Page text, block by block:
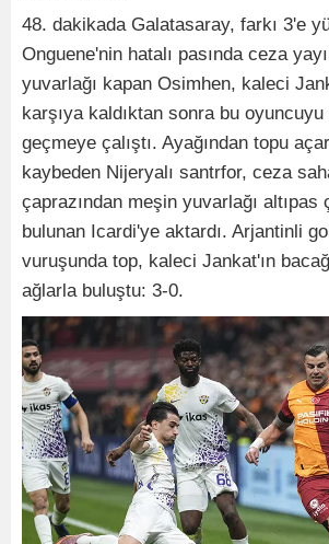
48. dakikada Galatasaray, farkı 3'e
Onguene'nin hatalı pasında ceza
yuvarlağı kapan Osimhen, kaleci
karşıya kaldıktan sonra bu
geçmeye çalıştı. Ayağından topu
kaybeden Nijeryalı santrfor, ceza
çaprazından meşin yuvarlağı altıpas
bulunan Icardi'ye aktardı. Arjantinli
vuruşunda top, kaleci Jankat'ın
ağlarla buluştu: 3-0.